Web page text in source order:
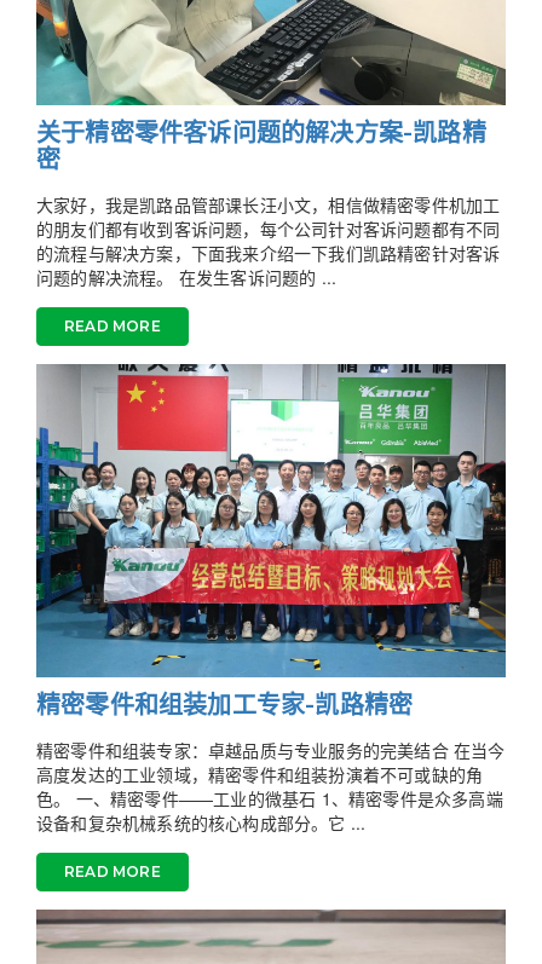
关于精密零件客诉问题的解决方案-凯路精
密
大家好，我是凯路品管部课长汪小文，相信做精密零件机加工
的朋友们都有收到客诉问题，每个公司针对客诉问题都有不同
的流程与解决方案，下面我来介绍一下我们凯路精密针对客诉
问题的解决流程。 在发生客诉问题的 ...
READ MORE
精密零件和组装加工专家-凯路精密
精密零件和组装专家：卓越品质与专业服务的完美结合 在当今
高度发达的工业领域，精密零件和组装扮演着不可或缺的角
色。 一、精密零件——工业的微基石 1、精密零件是众多高端
设备和复杂机械系统的核心构成部分。它 ...
READ MORE